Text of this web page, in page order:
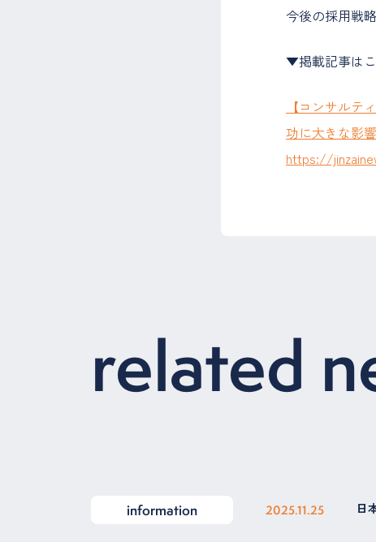
今後の採用戦
▼掲載記事は
【コンサル
功に大きな影
https://
related
information 2025.11.25 日